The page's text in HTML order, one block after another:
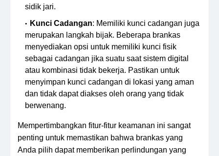
sidik jari.
Kunci Cadangan: Memiliki kunci cadangan juga
merupakan langkah bijak. Beberapa brankas
menyediakan opsi untuk memiliki kunci fisik
sebagai cadangan jika suatu saat sistem digital
atau kombinasi tidak bekerja. Pastikan untuk
menyimpan kunci cadangan di lokasi yang aman
dan tidak dapat diakses oleh orang yang tidak
berwenang.
Mempertimbangkan fitur-fitur keamanan ini sangat
penting untuk memastikan bahwa brankas yang
Anda pilih dapat memberikan perlindungan yang